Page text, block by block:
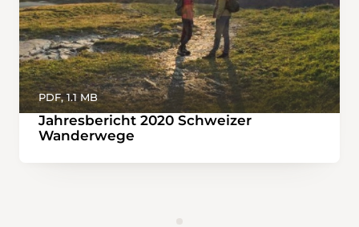
Jahresbericht 2020 Schweizer
Wanderwege
PDF, 1.1 MB